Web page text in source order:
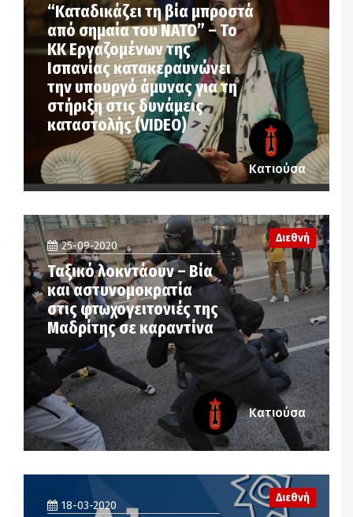
“Καταδικάζει τη βία μπροστά
από σημαία του ΝΑΤΟ” – Το
ΚΚ Εργαζομένων της
Ισπανίας κατακεραυνώνει
την υπουργό άμυνας για τη
στήριξη στις δυνάμεις
καταστολής (VIDEO)
Κατιούσα
25-09-2020
Ταξικό λοκντάουν – Βία
και αστυνομοκρατία
στις φτωχογειτονιές της
Μαδρίτης σε καραντίνα
Διεθνή
Κατιούσα
18-03-2020
Διεθνή